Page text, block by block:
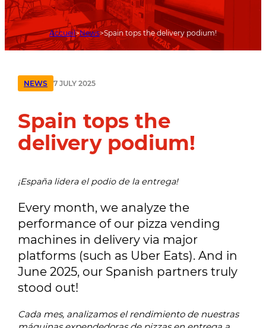
Accueil News Spain tops the delivery podium!
NEWS 7 JULY 2025
Spain tops the
delivery podium!
¡España lidera el podio de la entrega!
Every month, we analyze the
performance of our pizza vending
machines in delivery via major
platforms (such as Uber Eats). And in
June 2025, our Spanish partners truly
stood out!
Cada mes, analizamos el rendimiento de nuestras